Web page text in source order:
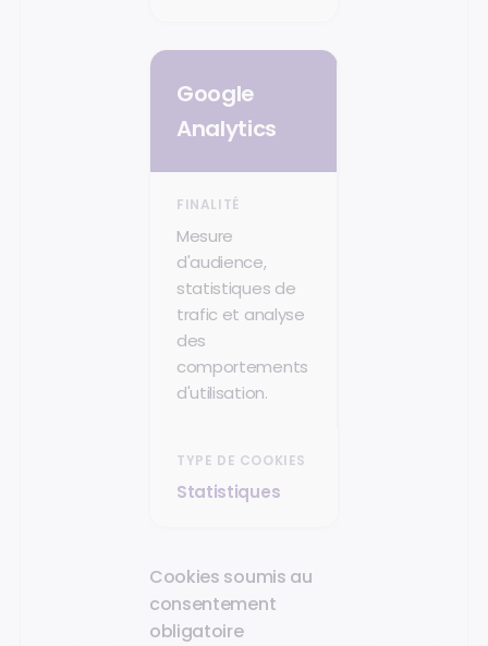
Google
Analytics
Mesure
d'audience,
statistiques de
trafic et analyse
des
comportements
d'utilisation.
Statistiques
Cookies soumis au
consentement
obligatoire